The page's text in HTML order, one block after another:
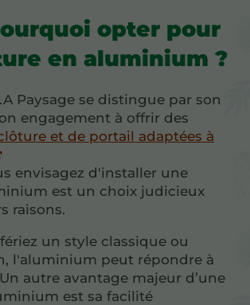
opter pour
en aluminium ?
Paysage se distingue par son
engagement à offrir des
et de portail adaptées à
envisagez d'installer une
est un choix judicieux
raisons.
un style classique ou
l'aluminium peut répondre à
autre avantage majeur d’une
est sa facilité